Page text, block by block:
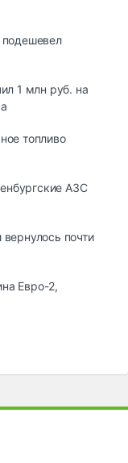
подешевел
1 млн руб. на
топливо
АЗС
почти
Евро-2,